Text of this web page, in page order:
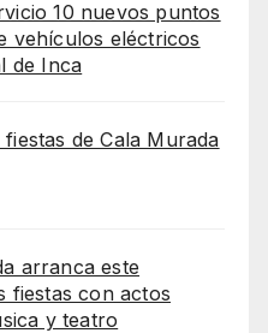
10 nuevos puntos
vehículos eléctricos
de Inca
de Cala Murada
arranca este
fiestas con actos
y teatro